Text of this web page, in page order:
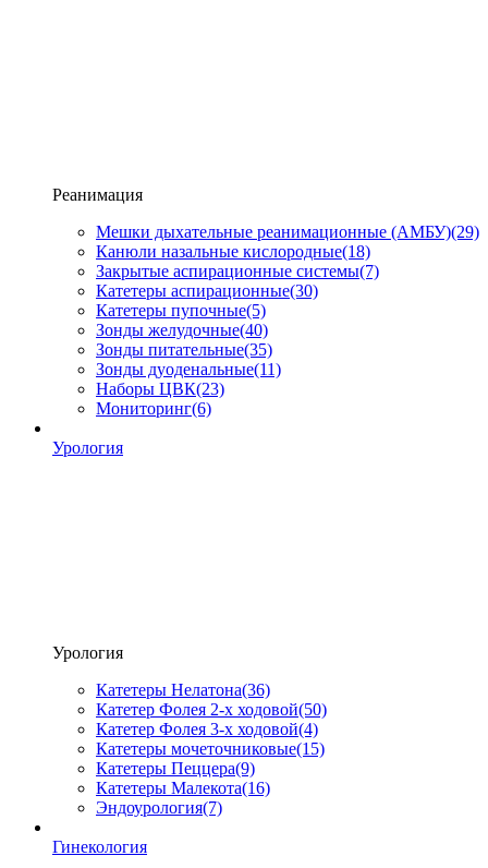
Реанимация
Мешки дыхательные реанимационные (АМБУ)(29)
Канюли назальные кислородные(18)
Закрытые аспирационные системы(7)
Катетеры аспирационные(30)
Катетеры пупочные(5)
Зонды желудочные(40)
Зонды питательные(35)
Зонды дуоденальные(11)
Наборы ЦВК(23)
Мониторинг(6)
Урология
Урология
Катетеры Нелатона(36)
Катетер Фолея 2-х ходовой(50)
Катетер Фолея 3-х ходовой(4)
Катетеры мочеточниковые(15)
Катетеры Пеццера(9)
Катетеры Малекота(16)
Эндоурология(7)
Гинекология